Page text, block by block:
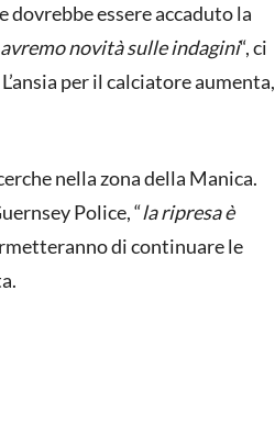
essere accaduto la
novità sulle indagini“, ci
L’ansia per il calciatore aumenta,
nella zona della Manica.
Police, “la ripresa è
di continuare le